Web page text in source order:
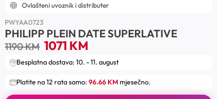
Ovlašteni uvoznik i distributer
PWYAA0723
PHILIPP PLEIN DATE SUPERLATIVE
1190KM 1071 KM
Besplatna dostava: 10. - 11. august
Platite na 12 rata samo: 96.66 KM mjesečno.